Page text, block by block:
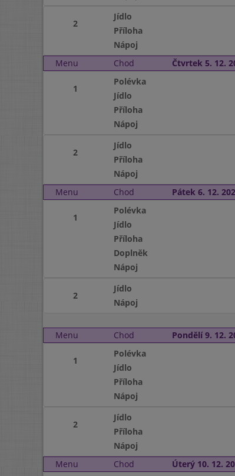
2
Jídlo
Příloha
Nápoj
Menu
Chod Čtvrtek 5. 12.
1
Polévka
Jídlo
Příloha
Nápoj
2
Jídlo
Příloha
Nápoj
Menu
Chod Pátek 6. 12.
1
Polévka
Jídlo
Příloha
Doplněk
Nápoj
2
Jídlo
Nápoj
Menu
Chod Pondělí 9. 12.
1
Polévka
Jídlo
Příloha
Nápoj
2
Jídlo
Příloha
Nápoj
Menu
Chod Úterý 10. 12.